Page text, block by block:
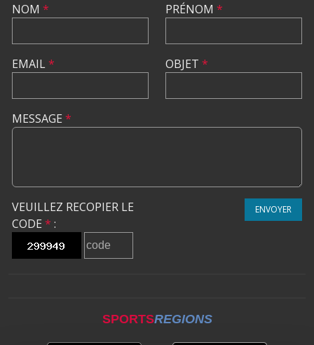
NOM *
EMAIL*
PRÉNOM *
OBJET *
MESSAGE *
VEUILLEZ RECOPIER LE
CODE * :
ENVOYER
SPORTSREGIONS